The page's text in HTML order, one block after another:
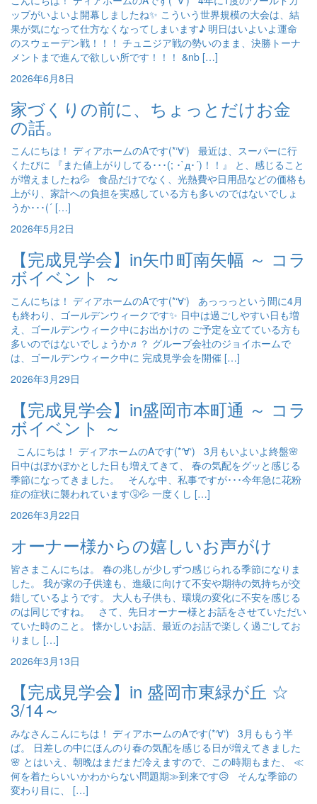
ップがいよいよ開幕しましたね✨ こういう世界規模の大会は、結
果が気になって仕方なくなってしまいます♪ 明日はいよいよ運命
のスウェーデン戦！！！ チュニジア戦の勢いのまま、決勝トーナ
メントまで進んで欲しい所です！！！ &nb […]
2026年6月8日
家づくりの前に、ちょっとだけお金
の話。
こんにちは！ ディアホームのAです(*‘∀‘) 最近は、スーパーに行
くたびに 『また値上がりしてる･･･(; ･`д･´)！！』 と、感じること
が増えましたね💦 食品だけでなく、光熱費や日用品などの価格も
上がり、家計への負担を実感している方も多いのではないでしょ
うか･･･(´ […]
2026年5月2日
【完成見学会】in矢巾町南矢幅 ～ コラ
ボイベント ～
こんにちは！ ディアホームのAです(*‘∀‘) あっっっという間に4月
も終わり、ゴールデンウィークです✨ 日中は過ごしやすい日も増
え、ゴールデンウィーク中にお出かけの ご予定を立てている方も
多いのではないでしょうか♬？ グループ会社のジョイホームで
は、ゴールデンウィーク中に 完成見学会を開催 […]
2026年3月29日
【完成見学会】in盛岡市本町通 ～ コラ
ボイベント ～
こんにちは！ ディアホームのAです(*‘∀‘) 3月もいよいよ終盤🌸
日中はぽかぽかとした日も増えてきて、 春の気配をグッと感じる
季節になってきました。 そんな中、私事ですが･･･今年急に花粉
症の症状に襲われています🤧💦 一度くし […]
2026年3月22日
オーナー様からの嬉しいお声がけ
皆さまこんにちは。 春の兆しが少しずつ感じられる季節になりま
した。 我が家の子供達も、進級に向けて不安や期待の気持ちが交
錯しているようです。 大人も子供も、環境の変化に不安を感じる
のは同じですね。 さて、先日オーナー様とお話をさせていただい
ていた時のこと。 懐かしいお話、最近のお話で楽しく過ごしてお
りまし […]
2026年3月13日
【完成見学会】in 盛岡市東緑が丘 ☆
3/14～
みなさんこんにちは！ ディアホームのAです(*‘∀‘) 3月ももう半
ば。 日差しの中にほんのり春の気配を感じる日が増えてきました
🌸 とはいえ、朝晩はまだまだ冷えますので、この時期もまた、 ≪
何を着たらいいかわからない問題期≫到来です😥 そんな季節の
変わり目に、 […]